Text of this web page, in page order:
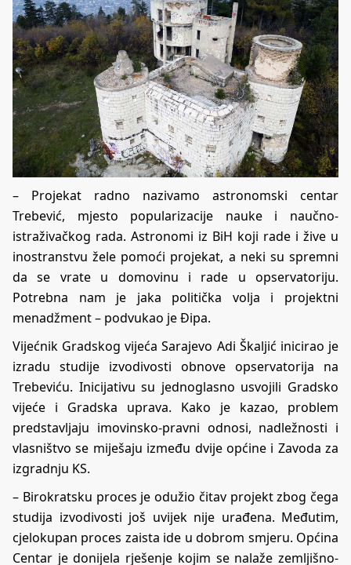
– Projekat radno nazivamo astronomski centar
Trebević, mjesto popularizacije nauke i naučno-
istraživačkog rada. Astronomi iz BiH koji rade i žive u
inostranstvu žele pomoći projekat, a neki su spremni
da se vrate u domovinu i rade u opservatoriju.
Potrebna nam je jaka politička volja i projektni
menadžment – podvukao je Đipa.
Vijećnik Gradskog vijeća Sarajevo Adi Škaljić inicirao je
izradu studije izvodivosti obnove opservatorija na
Trebeviću. Inicijativu su jednoglasno usvojili Gradsko
vijeće i Gradska uprava. Kako je kazao, problem
predstavljaju imovinsko-pravni odnosi, nadležnosti i
vlasništvo se miješaju između dvije općine i Zavoda za
izgradnju KS.
– Birokratsku proces je odužio čitav projekt zbog čega
studija izvodivosti još uvijek nije urađena. Međutim,
cjelokupan proces zaista ide u dobrom smjeru. Općina
Centar je donijela rješenje kojim se nalaže zemljišno-